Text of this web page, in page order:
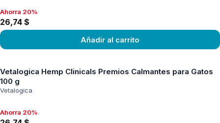
Ahorra 20%, 26,74 $
Ahorra 20%
26,74 $
Añadir al carrito
Vetalogica Hemp Clinicals Premios Calmantes para Gatos
100 g
Vetalogica
Ahorra 20%, 26,74 $
Ahorra 20%